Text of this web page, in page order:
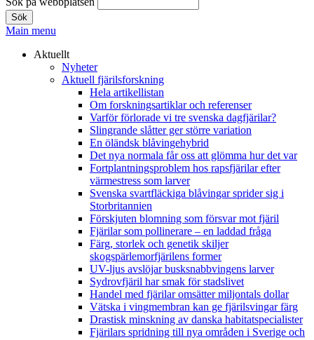
Main menu
Aktuellt
Nyheter
Aktuell fjärilsforskning
Hela artikellistan
Om forskningsartiklar och referenser
Varför förlorade vi tre svenska dagfjärilar?
Slingrande slåtter ger större variation
En öländsk blåvingehybrid
Det nya normala får oss att glömma hur det var
Fortplantningsproblem hos rapsfjärilar efter
värmestress som larver
Svenska svartfläckiga blåvingar sprider sig i
Storbritannien
Förskjuten blomning som försvar mot fjäril
Fjärilar som pollinerare – en laddad fråga
Färg, storlek och genetik skiljer
skogspärlemorfjärilens former
UV-ljus avslöjar busksnabbvingens larver
Sydrovfjäril har smak för stadslivet
Handel med fjärilar omsätter miljontals dollar
Vätska i vingmembran kan ge fjärilsvingar färg
Drastisk minskning av danska habitatspecialister
Fjärilars spridning till nya områden i Sverige och